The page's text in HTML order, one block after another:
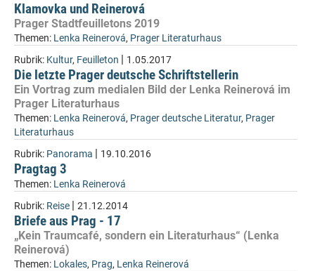
Klamovka und Reinerová
Prager Stadtfeuilletons 2019
Themen: Lenka Reinerová, Prager Literaturhaus
Rubrik: Kultur, Feuilleton | 1.05.2017
Die letzte Prager deutsche Schriftstellerin
Ein Vortrag zum medialen Bild der Lenka Reinerová im
Prager Literaturhaus
Themen: Lenka Reinerová, Prager deutsche Literatur, Prager
Literaturhaus
Rubrik: Panorama | 19.10.2016
Pragtag 3
Themen: Lenka Reinerová
Rubrik: Reise | 21.12.2014
Briefe aus Prag - 17
„Kein Traumcafé, sondern ein Literaturhaus“ (Lenka
Reinerová)
Themen: Lokales, Prag, Lenka Reinerová